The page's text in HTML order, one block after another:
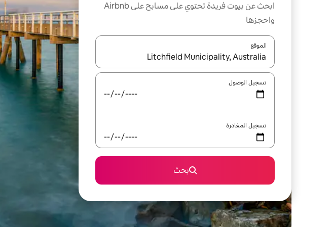
ابحث عن بيوت فريدة تحتوي على مسابح على Airbnb
واحجزها
الموقع
عند توفر النتائج، انتقل باستخدام السهمين لأعلى ولأسفل أو استكشف عن طريق اللمس أو
تسجيل الوصول
تسجيل المغادرة
بحث